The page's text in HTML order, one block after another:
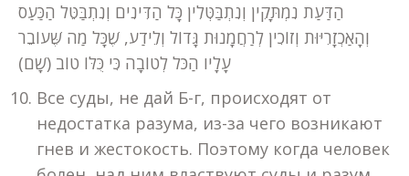
הַדַּעַת נִמְתָּקִין וְנִתְבַּטְּלִין כָּל הַדִּינִים וְנִתְבַּטֵּל הַכַּעַס
וְהָאַכְזָרִיּוּת וְזוֹכִין לְרַחֲמָנוּת גָּדוֹל וְלֵידַע, שֶׁכָּל מַה שֶּׁעוֹבֵר
עָלָיו הַכֹּל לְטוֹבָה כִּי כֻּלּוֹ טוֹב (שָׁם)
Все суды, не дай Б-г, происходят от
недостатка разума, из-за чего возникают
гнев и жестокость. Поэтому когда человек